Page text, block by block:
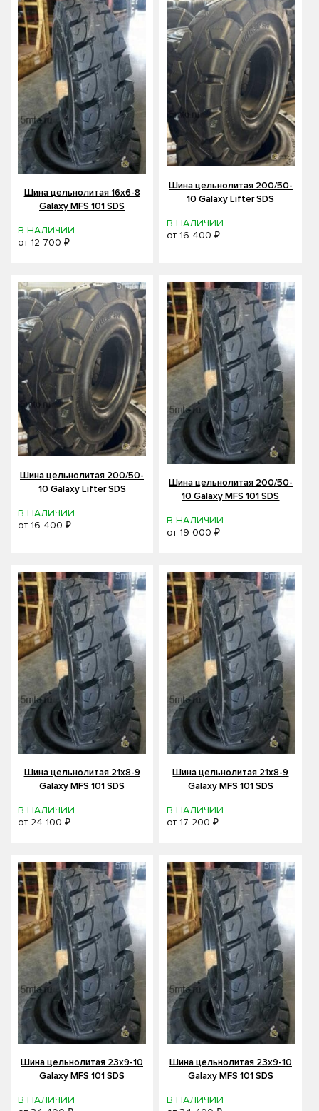
Шина цельнолитая 16x6-8
Galaxy MFS 101 SDS
В НАЛИЧИИ
от 12 700 ₽
Шина цельнолитая 200/50-
10 Galaxy Lifter SDS
В НАЛИЧИИ
от16 400 ₽
Шина цельнолитая 200/50-
10 Galaxy Lifter SDS
В НАЛИЧИИ
от 16 400 ₽
Шина цельнолитая 200/50-
10 Galaxy MFS 101 SDS
В НАЛИЧИИ
от19 000 ₽
Шина цельнолитая 21x8-9
Galaxy MFS 101 SDS
В НАЛИЧИИ
от 24 100 ₽
Шина цельнолитая 21x8-9
Galaxy MFS 101 SDS
В НАЛИЧИИ
от17 200 ₽
Шина цельнолитая 23x9-10
Galaxy MFS 101 SDS
В НАЛИЧИИ
Шина цельнолитая 23x9-10
Galaxy MFS 101 SDS
В НАЛИЧИИ